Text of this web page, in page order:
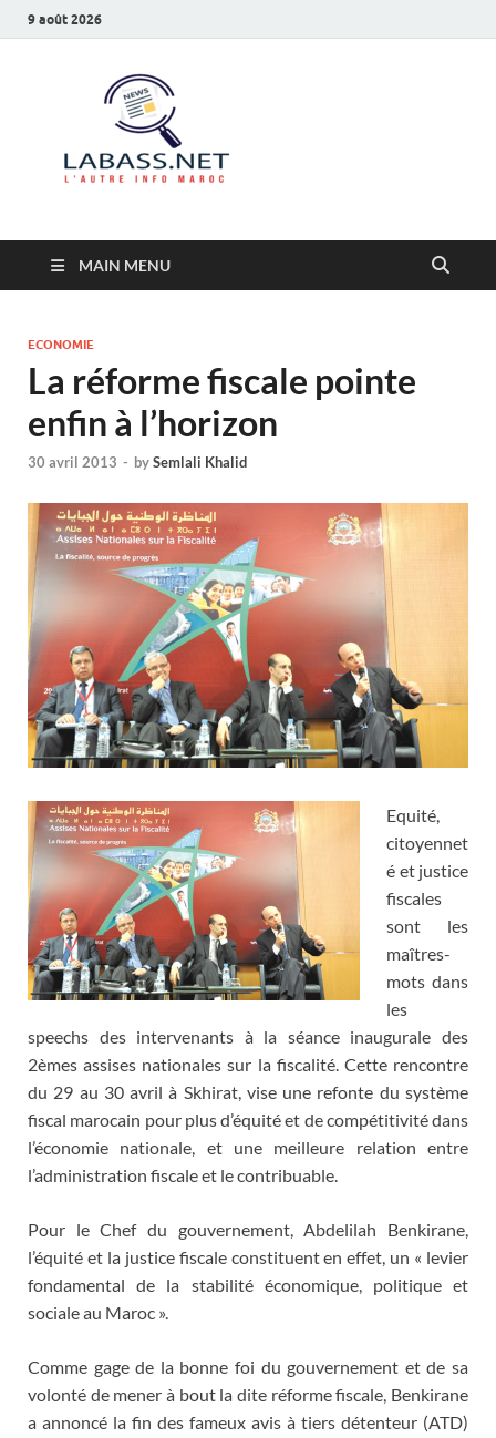
9 août 2026
MAIN MENU
ECONOMIE
La réforme fiscale pointe
enfin à l’horizon
30 avril 2013 - bySemlali Khalid
Equité,
citoyennet
é et justice
fiscales
sont les
maîtres-
mots dans
les
speechs des intervenants à la séance inaugurale des
2èmes assises nationales sur la fiscalité. Cette rencontre
du 29 au 30 avril à Skhirat, vise une refonte du système
fiscal marocain pour plus d’équité et de compétitivité dans
l’économie nationale, et une meilleure relation entre
l’administration fiscale et le contribuable.
Pour le Chef du gouvernement, Abdelilah Benkirane,
l’équité et la justice fiscale constituent en effet, un « levier
fondamental de la stabilité économique, politique et
sociale au Maroc ».
Comme gage de la bonne foi du gouvernement et de sa
volonté de mener à bout la dite réforme fiscale, Benkirane
a annoncé la fin des fameux avis à tiers détenteur (ATD)